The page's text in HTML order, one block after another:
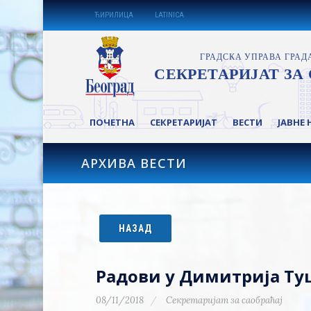
ЋИРИЛИЦА LATINICA
ПОЧЕТНА СЕКРЕТАРИЈАТ ВЕСТИ ЈАВНЕ
АРХИВА ВЕСТИ
НАЗАД
Радови у Димитрија
08/11/2018 Секретаријат за саобраћај